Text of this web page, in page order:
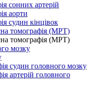
сонних артерій
аорти
судин кінцівок
томографія (МРТ)
томографія (МРТ)
мозку
судин головного мозку
артерій головного